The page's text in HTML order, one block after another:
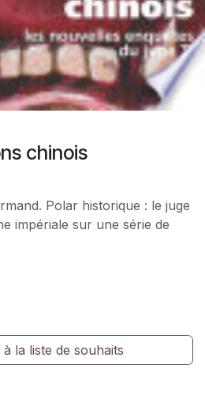
chinois
Polar historique : le juge
impériale sur une série de
la liste de souhaits